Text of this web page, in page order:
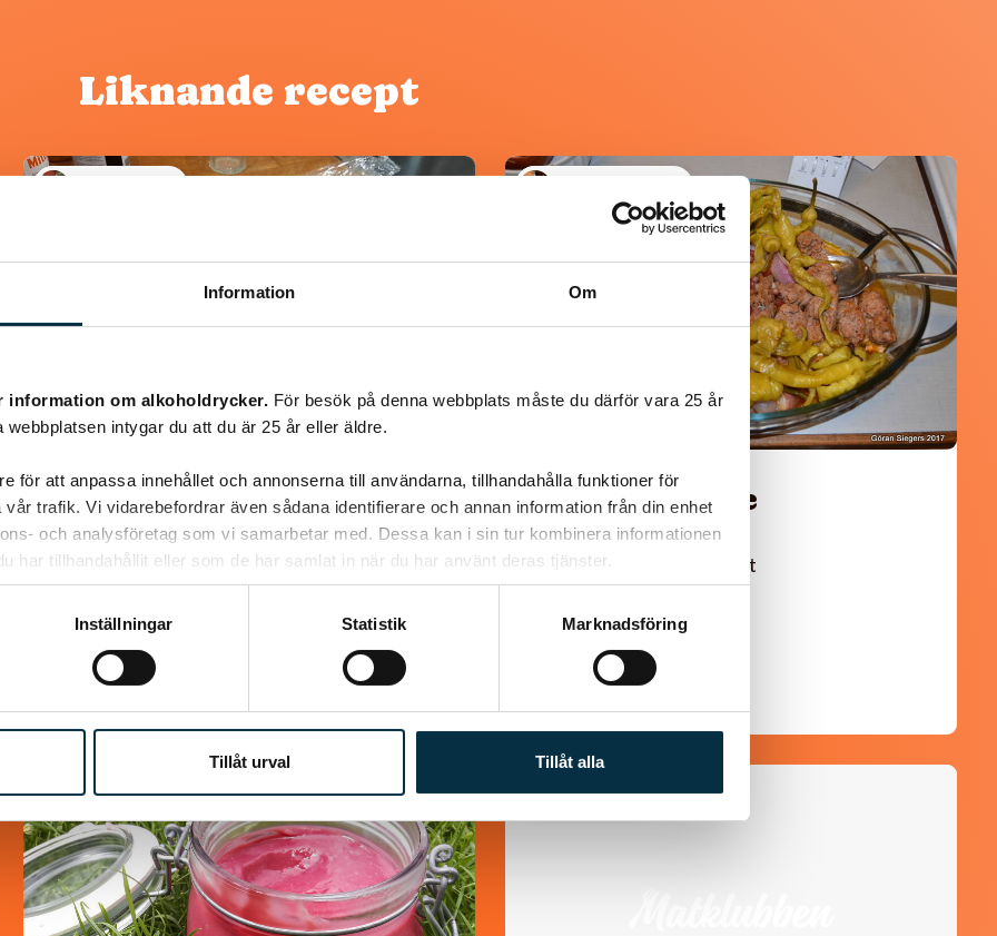
Information Om
information om alkoholdrycker. För besök på denna webbplats måste du därför vara 25 år
intygar du att du är 25 år eller äldre.
för att anpassa innehållet och annonserna till användarna, tillhandahålla funktioner för
trafik. Vi vidarebefordrar även sådana identifierare och annan information från din enhet
och analysföretag som vi samarbetar med. Dessa kan i sin tur kombinera informationen
har tillhandahållit eller som de har samlat in när du har använt deras tjänster.
Inställningar Statistik Marknadsföring
Tillåt urval Tillåt alla
Liknande recept
Chokladrulle
Jättegod rulle som alla som har smakat den
älskar den. Väldigt lätt att göra dessutom. i
det receptet jag hittade så var det halva…
Turkisk köfte
En längtan till Turkisk mat
@asaeon @linux222